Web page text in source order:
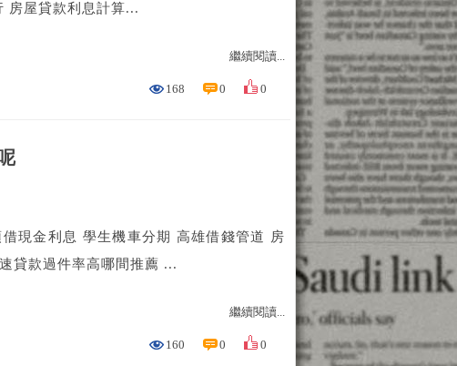
房屋貸款利息計算...
繼續閱讀...
168 0 0
現金利息 學生機車分期 高雄借錢管道 房
貸款過件率高哪間推薦 ...
繼續閱讀...
160 0 0